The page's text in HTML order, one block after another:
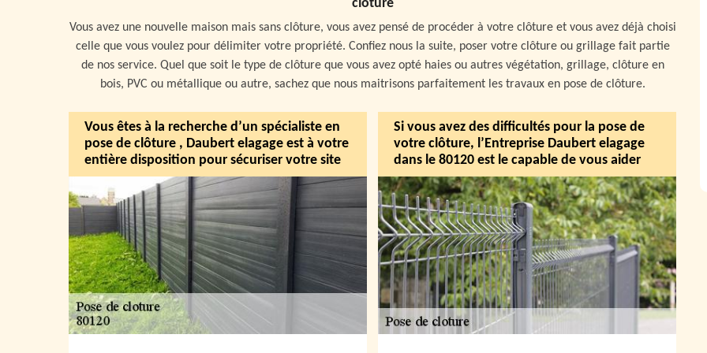
clôture
Vous avez une nouvelle maison mais sans clôture, vous avez pensé de procéder à votre clôture et vous avez déjà choisi
celle que vous voulez pour délimiter votre propriété. Confiez nous la suite, poser votre clôture ou grillage fait partie
de nos service. Quel que soit le type de clôture que vous avez opté haies ou autres végétation, grillage, clôture en
bois, PVC ou métallique ou autre, sachez que nous maitrisons parfaitement les travaux en pose de clôture.
Vous êtes à la recherche d’un spécialiste en
pose de clôture , Daubert elagage est à votre
entière disposition pour sécuriser votre site
Si vous avez des difficultés pour la pose de
votre clôture, l’Entreprise Daubert elagage
dans le 80120 est le capable de vous aider